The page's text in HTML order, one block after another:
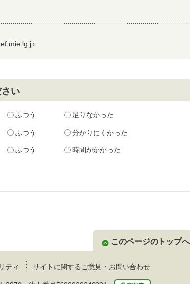
さい
ふつう 足りなかった
ふつう 分かりにくかった
ふつう 時間がかかった
このページのトップへ
ティ サイトに関するご意見・お問い合わせ